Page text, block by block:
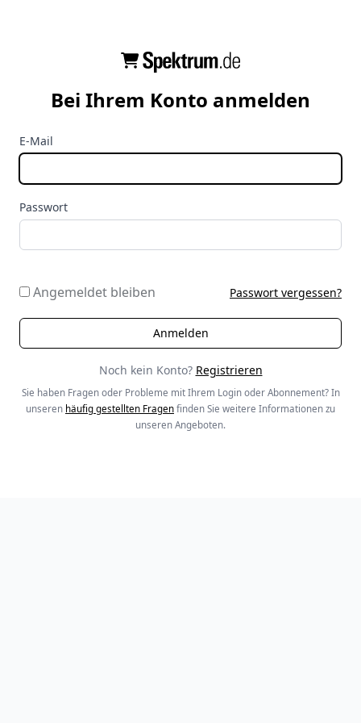
Bei Ihrem Konto anmelden
E-Mail
Passwort
Angemeldet bleiben Passwort vergessen?
Noch kein Konto? Registrieren
Sie haben Fragen oder Probleme mit Ihrem Login oder Abonnement? In
unseren häufig gestellten Fragen finden Sie weitere Informationen zu
unseren Angeboten.